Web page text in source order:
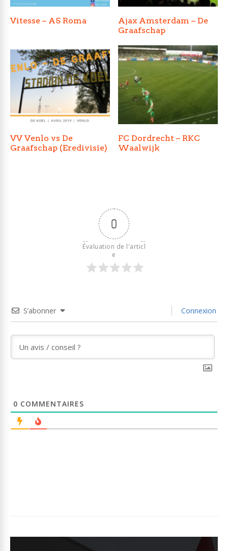
Vitesse – AS Roma
Ajax Amsterdam – De
Graafschap
VV Venlo vs De
Graafschap (Eredivisie)
FC Dordrecht – RKC
Waalwijk
0
Évaluation de l'articl
e
S’abonner Connexion
0 COMMENTAIRES